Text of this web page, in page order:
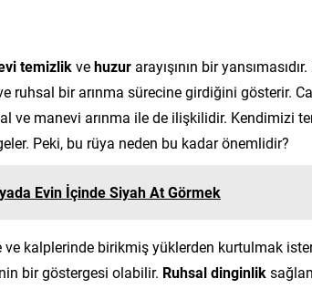
temizlikvehuzur arayışının bir
ruhsal bir arınma sürecine girdiğini gösterir.
ve manevi arınma ile de ilişkilidir. Kendimizi
Peki, bu rüya neden bu kadar önemlidir?
Evin İçinde Siyah At Görmek
kalplerinde birikmiş yüklerden kurtulmak
bir göstergesi olabilir. Ruhsal dinginlik